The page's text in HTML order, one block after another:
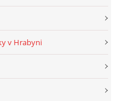
v Hrabyni